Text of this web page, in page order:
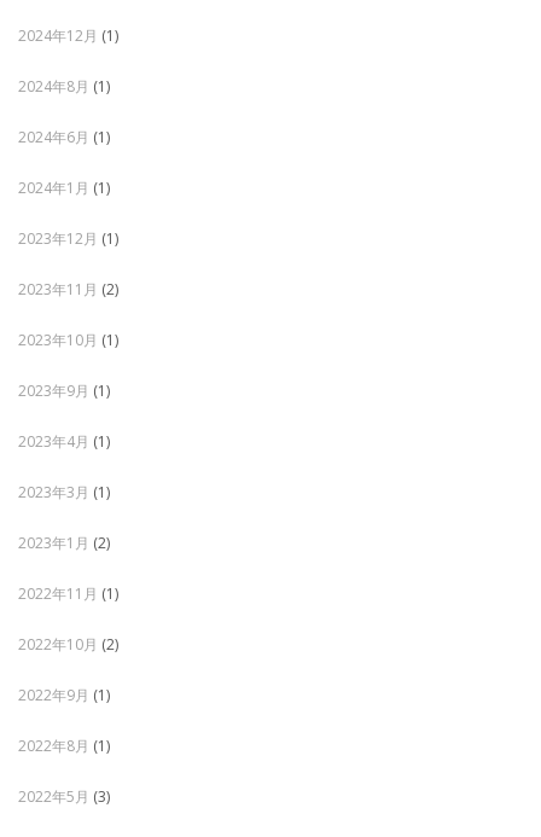
2024年12月 (1)
2024年8月 (1)
2024年6月 (1)
2024年1月 (1)
2023年12月 (1)
2023年11月 (2)
2023年10月 (1)
2023年9月 (1)
2023年4月 (1)
2023年3月 (1)
2023年1月 (2)
2022年11月 (1)
2022年10月 (2)
2022年9月 (1)
2022年8月 (1)
2022年5月 (3)